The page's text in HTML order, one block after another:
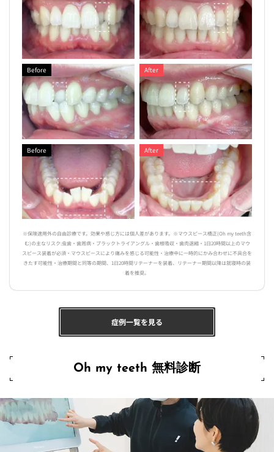
Before After
Before After
※保険適用外の自由診療です。効果や感じ方には個人差があります。※マウスピース橋正(Oh my teeth含
む)の主なリスク:虫歯・歯周病・ブラックトライアングル・歯根吸収・歯肉退縮・1日20時間以上のマウ
スピース装着が必須・マウスピースにより痛みを感じる可能性・治療中に一時的にかみ合わせに不具合を
きたす可能性・治療期間と同等の期間、1日20時間リテーナーを装着、リテーナー期間以降は就寝時の装
着を推奨。
症例一覧を見る
Oh my teeth 無料診断